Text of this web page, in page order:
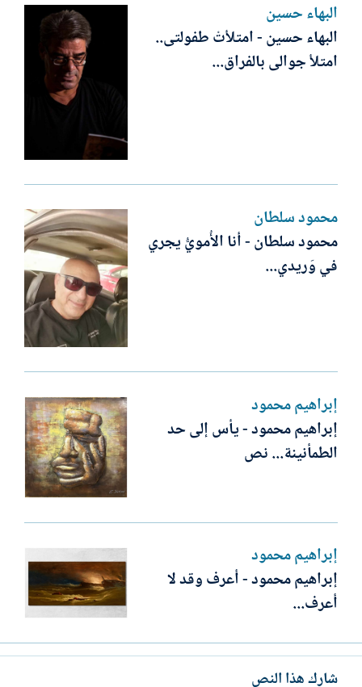
البهاء حسين
البهاء حسين - امتلأتْ طفولتى..
امتلأ جوالى بالفراق...
محمود سلطان
محمود سلطان - أنا الأُمويُّ يجري
في وَريدي...
إبراهيم محمود
إبراهيم محمود - يأس إلى حد
الطمأنينة... نص
إبراهيم محمود
إبراهيم محمود - أعرف وقد لا
أعرف...
شارك هذا النص